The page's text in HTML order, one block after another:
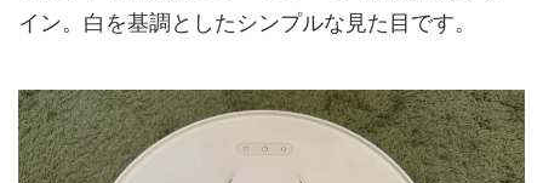
イン。白を基調としたシンプルな見た目です。